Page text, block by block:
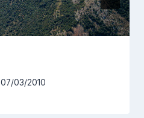
07/03/2010